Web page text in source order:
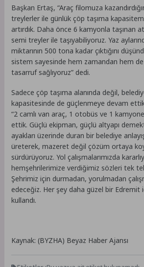
Başkan Ertaş, “Araç filomuza
treylerler ile günlük çöp taşıma
artırdık. Daha önce 6 kamyonla taşınan
semi treyler ile taşıyabiliyoruz. Yaz
miktarının 500 tona kadar çıktığını
sistem sayesinde hem zamandan hem
tasarruf sağlıyoruz” dedi.
Sadece çöp taşıma alanında değil,
kapasitesinde de güçlenmeye devam
“2 camlı van araç, 1 otobüs ve 1
ettik. Güçlü ekipman, güçlü altyapı
ayakları üzerinde duran bir belediye
üreterek, mazeret değil çözüm ortaya
sürdürüyoruz. Yol çalışmalarımızda
hemşehrilerimize verdiğimiz sözleri tek
Şehrimiz için durmadan, yorulmadan
edeceğiz. Her şey daha güzel bir Edremit
kullandı.
Kaynak: (BYZHA) Beyaz Haber Ajansı